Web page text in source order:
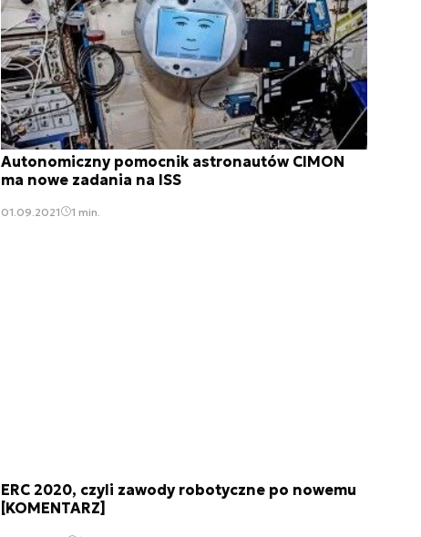
Autonomiczny pomocnik astronautów CIMON
ma nowe zadania na ISS
01.09.2021 1 min.
ERC 2020, czyli zawody robotyczne po nowemu
[KOMENTARZ]